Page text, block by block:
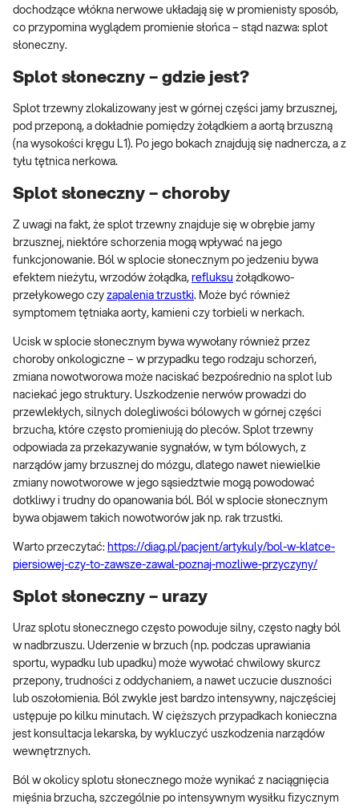
dochodzące włókna nerwowe układają się w promienisty sposób,
co przypomina wyglądem promienie słońca – stąd nazwa: splot
słoneczny.
Splot słoneczny – gdzie jest?
Splot trzewny zlokalizowany jest w górnej części jamy brzusznej,
pod przeponą, a dokładnie pomiędzy żołądkiem a aortą brzuszną
(na wysokości kręgu L1). Po jego bokach znajdują się nadnercza, a z
tyłu tętnica nerkowa.
Splot słoneczny – choroby
Z uwagi na fakt, że splot trzewny znajduje się w obrębie jamy
brzusznej, niektóre schorzenia mogą wpływać na jego
funkcjonowanie. Ból w splocie słonecznym po jedzeniu bywa
efektem nieżytu, wrzodów żołądka, refluksu żołądkowo-
przełykowego czy zapalenia trzustki. Może być również
symptomem tętniaka aorty, kamieni czy torbieli w nerkach.
Ucisk w splocie słonecznym bywa wywołany również przez
choroby onkologiczne – w przypadku tego rodzaju schorzeń,
zmiana nowotworowa może naciskać bezpośrednio na splot lub
naciekać jego struktury. Uszkodzenie nerwów prowadzi do
przewlekłych, silnych dolegliwości bólowych w górnej części
brzucha, które często promieniują do pleców. Splot trzewny
odpowiada za przekazywanie sygnałów, w tym bólowych, z
narządów jamy brzusznej do mózgu, dlatego nawet niewielkie
zmiany nowotworowe w jego sąsiedztwie mogą powodować
dotkliwy i trudny do opanowania ból. Ból w splocie słonecznym
bywa objawem takich nowotworów jak np. rak trzustki.
Warto przeczytać: https://diag.pl/pacjent/artykuly/bol-w-klatce-
piersiowej-czy-to-zawsze-zawal-poznaj-mozliwe-przyczyny/
Splot słoneczny – urazy
Uraz splotu słonecznego często powoduje silny, często nagły ból
w nadbrzuszu. Uderzenie w brzuch (np. podczas uprawiania
sportu, wypadku lub upadku) może wywołać chwilowy skurcz
przepony, trudności z oddychaniem, a nawet uczucie duszności
lub oszołomienia. Ból zwykle jest bardzo intensywny, najczęściej
ustępuje po kilku minutach. W cięższych przypadkach konieczna
jest konsultacja lekarska, by wykluczyć uszkodzenia narządów
wewnętrznych.
Ból w okolicy splotu słonecznego może wynikać z naciągnięcia
mięśnia brzucha, szczególnie po intensywnym wysiłku fizycznym